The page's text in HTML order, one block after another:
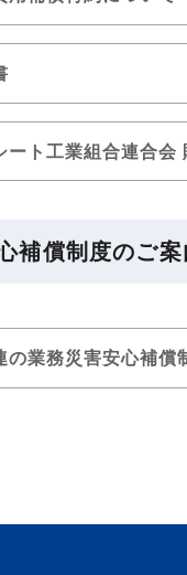
ート工業組合連合
補償制度のご案
の業務災害安心補償